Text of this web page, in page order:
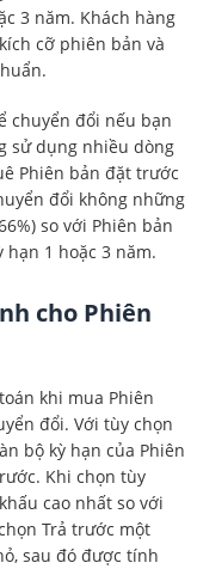
3 năm. Khách hàng
cỡ phiên bản và
chuyển đổi nếu bạn
sử dụng nhiều dòng
Phiên bản đặt trước
đổi không những
so với Phiên bản
hạn 1 hoặc 3 năm.
cho Phiên
khi mua Phiên
đổi. Với tùy chọn
bộ kỳ hạn của Phiên
Khi chọn tùy
cao nhất so với
Trả trước một
sau đó được tính